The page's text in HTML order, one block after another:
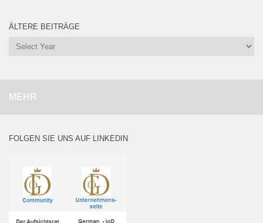
ÄLTERE BEITRÄGE
MEHR
FOLGEN SIE UNS AUF LINKEDIN